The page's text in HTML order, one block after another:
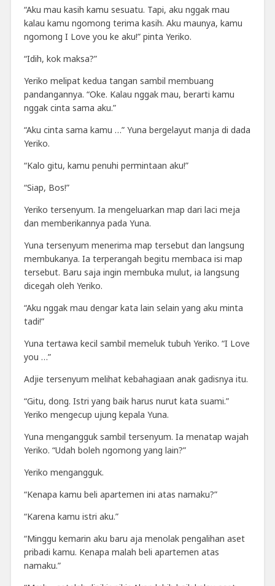
“Aku mau kasih kamu sesuatu. Tapi, aku nggak mau
kalau kamu ngomong terima kasih. Aku maunya, kamu
ngomong I Love you ke aku!” pinta Yeriko.
“Idih, kok maksa?”
Yeriko melipat kedua tangan sambil membuang
pandangannya. “Oke. Kalau nggak mau, berarti kamu
nggak cinta sama aku.”
“Aku cinta sama kamu …” Yuna bergelayut manja di dada
Yeriko.
“Kalo gitu, kamu penuhi permintaan aku!”
“Siap, Bos!”
Yeriko tersenyum. Ia mengeluarkan map dari laci meja
dan memberikannya pada Yuna.
Yuna tersenyum menerima map tersebut dan langsung
membukanya. Ia terperangah begitu membaca isi map
tersebut. Baru saja ingin membuka mulut, ia langsung
dicegah oleh Yeriko.
“Aku nggak mau dengar kata lain selain yang aku minta
tadi!”
Yuna tertawa kecil sambil memeluk tubuh Yeriko. “I Love
you …”
Adjie tersenyum melihat kebahagiaan anak gadisnya itu.
“Gitu, dong. Istri yang baik harus nurut kata suami.”
Yeriko mengecup ujung kepala Yuna.
Yuna mengangguk sambil tersenyum. Ia menatap wajah
Yeriko. “Udah boleh ngomong yang lain?”
Yeriko mengangguk.
“Kenapa kamu beli apartemen ini atas namaku?”
“Karena kamu istri aku.”
“Minggu kemarin aku baru aja menolak pengalihan aset
pribadi kamu. Kenapa malah beli apartemen atas
namaku.”